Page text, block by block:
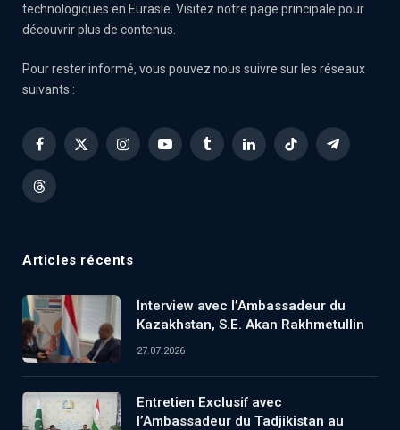
technologiques en Eurasie. Visitez notre page principale pour
découvrir plus de contenus.
Pour rester informé, vous pouvez nous suivre sur les réseaux
suivants :
Facebook
X
InstagramYouTubeTumblrLinkedInTikTok Telegram
Threads
Articles récents
Interview avec l’Ambassadeur du
Kazakhstan, S.E. Akan Rakhmetullin
27.07.2026
Entretien Exclusif avec
l’Ambassadeur du Tadjikistan au